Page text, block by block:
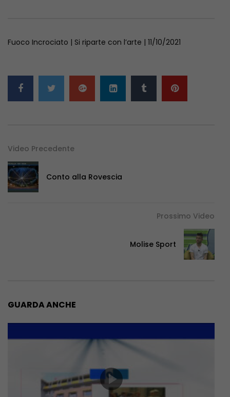
Fuoco Incrociato | Si riparte con l’arte | 11/10/2021
Video Precedente
Conto alla Rovescia
Prossimo Video
Molise Sport
GUARDA ANCHE